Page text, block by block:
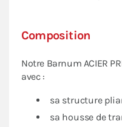
Composition
Notre Barnum ACIER
avec :
sa structure
sa housse de